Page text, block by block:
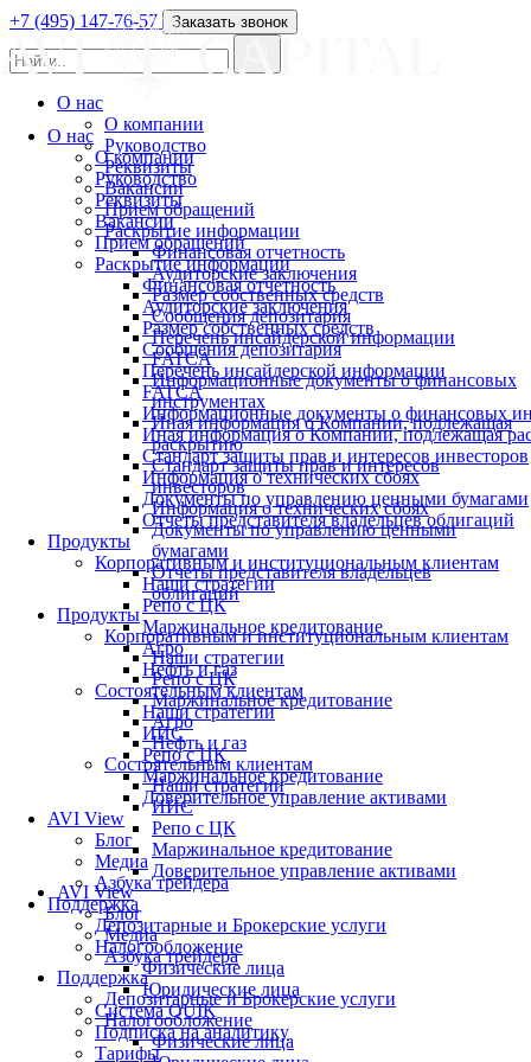
О нас
О компании
Руководство
Реквизиты
Вакансии
Прием обращений
Раскрытие информации
Финансовая отчетность
Аудиторские заключения
Размер собственных средств
Сообщения депозитария
Перечень инсайдерской информации
FATCA
Информационные документы о финансовых
Иная информация о Компании, подлежащая
Стандарт защиты прав и интересов инвесторов
Информация о технических сбоях
Документы по управлению ценными бумагами
Отчеты представителя владельцев облигаций
Продукты
Корпоративным и институциональным клиентам
Наши стратегии
Репо с ЦК
Маржинальное кредитование
Агро
Нефть и газ
Состоятельным клиентам
Наши стратегии
ИИС
Репо с ЦК
Маржинальное кредитование
Доверительное управление активами
AVI View
Блог
Медиа
Азбука трейдера
Поддержка
Депозитарные и Брокерские услуги
Налогообложение
Физические лица
Юридические лица
Система QUIK
Подписка на аналитику
Тарифы
+7 (495) 147-76-57 Заказать звонок
О нас
О компании
Руководство
Реквизиты
Вакансии
Прием обращений
Раскрытие информации
Финансовая отчетность
Аудиторские заключения
Размер собственных средств
Сообщения депозитария
Перечень инсайдерской информации
FATCA
Информационные документы о финансовых
инструментах
Иная информация о Компании, подлежащая
раскрытию
Стандарт защиты прав и интересов
инвесторов
Информация о технических сбоях
Документы по управлению ценными
бумагами
Отчеты представителя владельцев
облигаций
Продукты
Корпоративным и институциональным клиентам
Наши стратегии
Репо с ЦК
Маржинальное кредитование
Агро
Нефть и газ
Состоятельным клиентам
Наши стратегии
ИИС
Репо с ЦК
Маржинальное кредитование
Доверительное управление активами
AVI View
Блог
Медиа
Азбука трейдера
Поддержка
Депозитарные и Брокерские услуги
Налогообложение
Физические лица